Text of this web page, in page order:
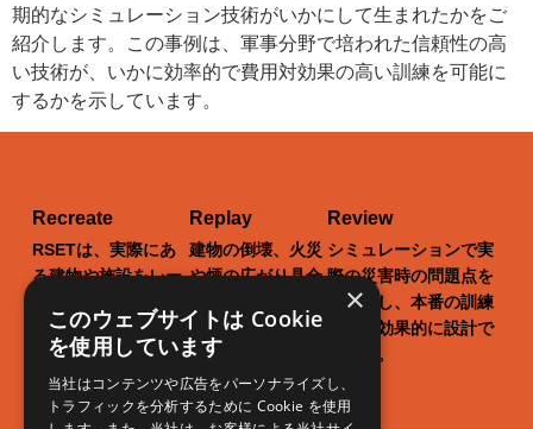
期的なシミュレーション技術がいかにして生まれたかをご
紹介します。この事例は、軍事分野で培われた信頼性の高
い技術が、いかに効率的で費用対効果の高い訓練を可能に
するかを示しています。
Recreate
RSETは、実際にあ
る建物や施設をレー
ザースキャンし、バ
ーチャル世界に再現
します。
Replay
建物の倒壊、火災
や煙の広がり具合
リアルに再現でき
ます。
Review
シミュレーションで実
際の災害時の問題点を
洗い出し、本番の訓練
をより効果的に設計で
きます。
×
このウェブサイトは Cookie
を使用しています
当社はコンテンツや広告をパーソナライズし、
トラフィックを分析するために Cookie を使用